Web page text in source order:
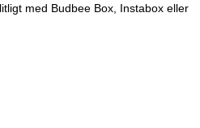
med Budbee Box, Instabox eller